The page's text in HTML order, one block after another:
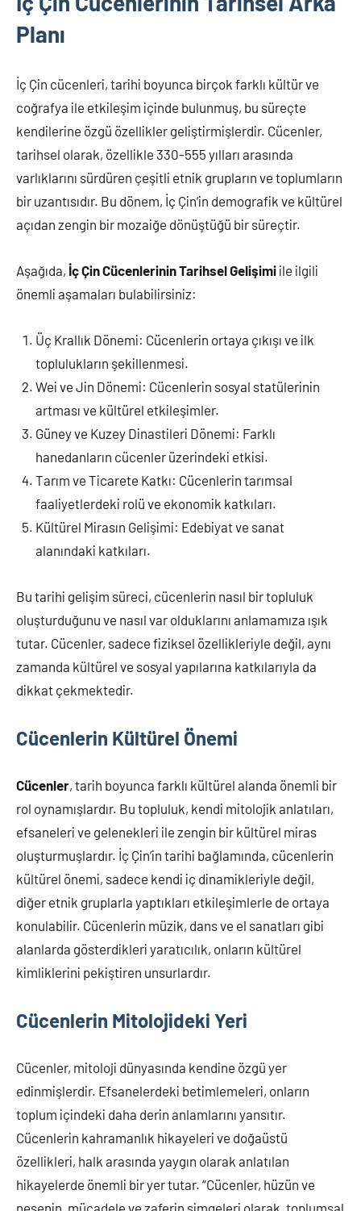
Planı
İç Çin cücenleri, tarihi boyunca birçok farklı kültür ve
coğrafya ile etkileşim içinde bulunmuş, bu süreçte
kendilerine özgü özellikler geliştirmişlerdir. Cücenler,
tarihsel olarak, özellikle 330-555 yılları arasında
varlıklarını sürdüren çeşitli etnik grupların ve toplumların
bir uzantısıdır. Bu dönem, İç Çin’in demografik ve kültürel
açıdan zengin bir mozaiğe dönüştüğü bir süreçtir.
Aşağıda, İç Çin Cücenlerinin Tarihsel Gelişimi ile ilgili
önemli aşamaları bulabilirsiniz:
Üç Krallık Dönemi: Cücenlerin ortaya çıkışı ve ilk
toplulukların şekillenmesi.
Wei ve Jin Dönemi: Cücenlerin sosyal statülerinin
artması ve kültürel etkileşimler.
Güney ve Kuzey Dinastileri Dönemi: Farklı
hanedanların cücenler üzerindeki etkisi.
Tarım ve Ticarete Katkı: Cücenlerin tarımsal
faaliyetlerdeki rolü ve ekonomik katkıları.
Kültürel Mirasın Gelişimi: Edebiyat ve sanat
alanındaki katkıları.
Bu tarihi gelişim süreci, cücenlerin nasıl bir topluluk
oluşturduğunu ve nasıl var olduklarını anlamamıza ışık
tutar. Cücenler, sadece fiziksel özellikleriyle değil, aynı
zamanda kültürel ve sosyal yapılarına katkılarıyla da
dikkat çekmektedir.
Cücenlerin Kültürel Önemi
Cücenler, tarih boyunca farklı kültürel alanda önemli bir
rol oynamışlardır. Bu topluluk, kendi mitolojik anlatıları,
efsaneleri ve gelenekleri ile zengin bir kültürel miras
oluşturmuşlardır. İç Çin’in tarihi bağlamında, cücenlerin
kültürel önemi, sadece kendi iç dinamikleriyle değil,
diğer etnik gruplarla yaptıkları etkileşimlerle de ortaya
konulabilir. Cücenlerin müzik, dans ve el sanatları gibi
alanlarda gösterdikleri yaratıcılık, onların kültürel
kimliklerini pekiştiren unsurlardır.
Cücenlerin Mitolojideki Yeri
Cücenler, mitoloji dünyasında kendine özgü yer
edinmişlerdir. Efsanelerdeki betimlemeleri, onların
toplum içindeki daha derin anlamlarını yansıtır.
Cücenlerin kahramanlık hikayeleri ve doğaüstü
özellikleri, halk arasında yaygın olarak anlatılan
hikayelerde önemli bir yer tutar. “Cücenler, hüzün ve
neşenin, mücadele ve zaferin simgeleri olarak, toplumsal